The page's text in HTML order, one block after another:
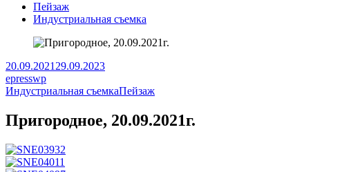
Пейзаж
Индустриальная съемка
20.09.2021 29.09.2023
epresswp
Индустриальная съемкаПейзаж
Пригородное, 20.09.2021г.